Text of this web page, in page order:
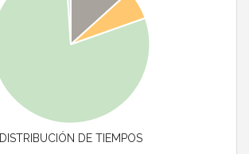
DISTRIBUCIÓN DE TIEMPOS